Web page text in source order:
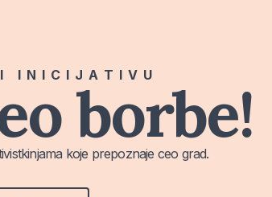
INICIJATIVU
borbe!
koje prepoznaje ceo grad.